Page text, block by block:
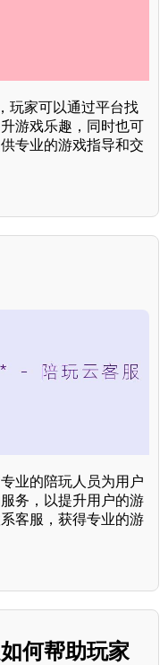
玩家可以通过平台找
游戏乐趣，同时也可
专业的游戏指导和交
业的陪玩人员为用户
务，以提升用户的游
客服，获得专业的游
何帮助玩家